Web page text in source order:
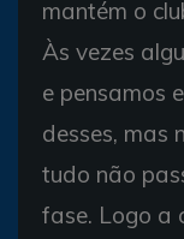
mantém o
Às vezes
e pensamos
desses, mas
tudo não
fase. Logo a